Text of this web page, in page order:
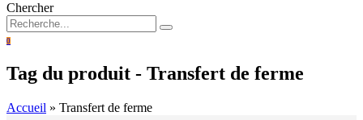
Chercher
0
Tag du produit - Transfert de ferme
Accueil » Transfert de ferme